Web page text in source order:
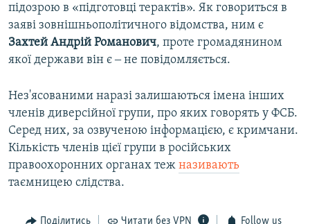
підозрою в «підготовці терактів». Як говориться в
заяві зовнішньополітичного відомства, ним є
Захтей Андрій Романович, проте громадянином
якої держави він є ‒ не повідомляється.
Нез'ясованими наразі залишаються імена інших
членів диверсійної групи, про яких говорять у ФСБ.
Серед них, за озвученою інформацією, є кримчани.
Кількість членів цієї групи в російських
правоохоронних органах теж називають
таємницею слідства.
Поділитись Читати без VPN Follow us